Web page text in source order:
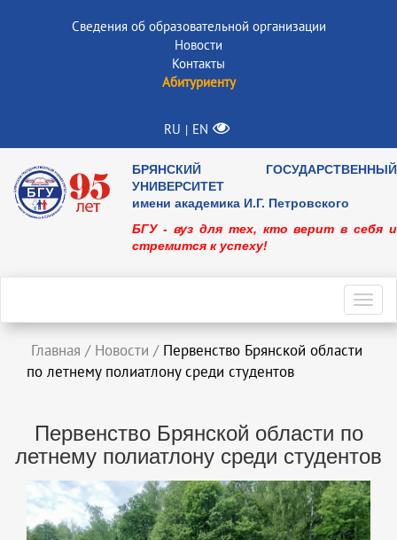
Сведения об образовательной организации
Новости
Контакты
Абитуриенту
RU | EN
БРЯНСКИЙ ГОСУДАРСТВЕННЫЙ
УНИВЕРСИТЕТ
имени академика И.Г. Петровского
БГУ - вуз для тех, кто верит в себя и
стремится к успеху!
Главная / Новости / Первенство Брянской области
по летнему полиатлону среди студентов
Первенство Брянской области по
летнему полиатлону среди студентов